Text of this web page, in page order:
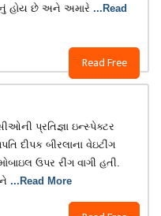
Read Free
હોય છે અને અમારે ...Read
પ્રતિજ્ઞા ઇન્સ્પેક્ટર
દીપક બીરલાના વેઇટીંગ
ઉપર રીંગ વાગી હતી.
...Read More